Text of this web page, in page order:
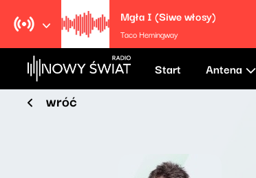
Mgła I (Siwe włosy)
Taco Hemingway
Start Antena
wróć